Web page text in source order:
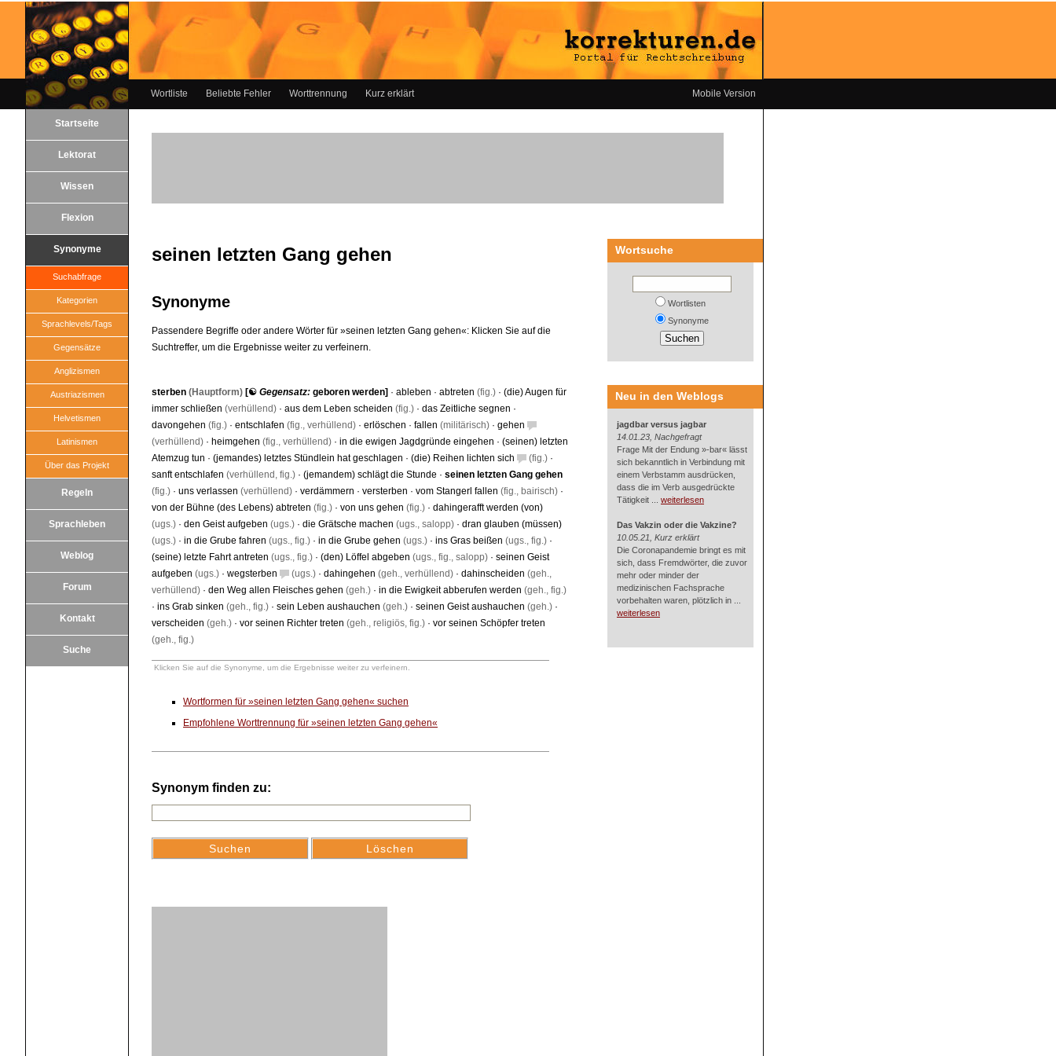
Wortliste Beliebte Fehler Worttrennung Kurz erklärt Mobile Version
Startseite
Lektorat
Wissen
Flexion
Synonyme
Suchabfrage
Kategorien
Sprachlevels/Tags
Gegensätze
Anglizismen
Austriazismen
Helvetismen
Latinismen
Über das Projekt
Regeln
Sprachleben
Weblog
Forum
Kontakt
Suche
seinen letzten Gang gehen
Synonyme
Passendere Begriffe oder andere Wörter für »seinen letzten Gang gehen«: Klicken Sie auf die
Suchtreffer, um die Ergebnisse weiter zu verfeinern.
sterben (Hauptform) [☯ Gegensatz: geboren werden] · ableben · abtreten (fig.) · (die) Augen für
immer schließen (verhüllend) · aus dem Leben scheiden (fig.) · das Zeitliche segnen ·
davongehen (fig.) · entschlafen (fig., verhüllend) · erlöschen · fallen (militärisch) · gehen
(verhüllend) · heimgehen (fig., verhüllend) · in die ewigen Jagdgründe eingehen · (seinen) letzten
Atemzug tun · (jemandes) letztes Stündlein hat geschlagen · (die) Reihen lichten sich (fig.) ·
sanft entschlafen (verhüllend, fig.) · (jemandem) schlägt die Stunde · seinen letzten Gang gehen
(fig.) · uns verlassen (verhüllend) · verdämmern · versterben · vom Stangerl fallen (fig., bairisch) ·
von der Bühne (des Lebens) abtreten (fig.) · von uns gehen (fig.) · dahingerafft werden (von)
(ugs.) · den Geist aufgeben (ugs.) · die Grätsche machen (ugs., salopp) · dran glauben (müssen)
(ugs.) · in die Grube fahren (ugs., fig.) · in die Grube gehen (ugs.) · ins Gras beißen (ugs., fig.) ·
(seine) letzte Fahrt antreten (ugs., fig.) · (den) Löffel abgeben (ugs., fig., salopp) · seinen Geist
aufgeben (ugs.) · wegsterben (ugs.) · dahingehen (geh., verhüllend) · dahinscheiden (geh.,
verhüllend) · den Weg allen Fleisches gehen (geh.) · in die Ewigkeit abberufen werden (geh., fig.)
· ins Grab sinken (geh., fig.) · sein Leben aushauchen (geh.) · seinen Geist aushauchen (geh.) ·
verscheiden (geh.) · vor seinen Richter treten (geh., religiös, fig.) · vor seinen Schöpfer treten
(geh., fig.)
Klicken Sie auf die Synonyme, um die Ergebnisse weiter zu verfeinern.
Wortformen für »seinen letzten Gang gehen« suchen
Empfohlene Worttrennung für »seinen letzten Gang gehen«
Synonym finden zu:
Wortsuche
Wortlisten
Synonyme
Neu in den Weblogs
jagdbar versus jagbar
14.01.23, Nachgefragt
Frage Mit der Endung »-bar« lässt
sich bekanntlich in Verbindung mit
einem Verbstamm ausdrücken,
dass die im Verb ausgedrückte
Tätigkeit ... weiterlesen
Das Vakzin oder die Vakzine?
10.05.21, Kurz erklärt
Die Coronapandemie bringt es mit
sich, dass Fremdwörter, die zuvor
mehr oder minder der
medizinischen Fachsprache
vorbehalten waren, plötzlich in ...
weiterlesen